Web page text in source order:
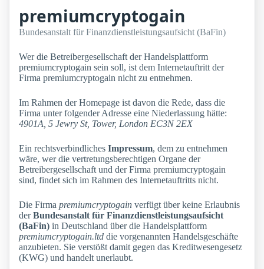
premiumcryptogain
Bundesanstalt für Finanzdienstleistungsaufsicht (BaFin)
Wer die Betreibergesellschaft der Handelsplattform
premiumcryptogain sein soll, ist dem Internetauftritt der
Firma premiumcryptogain nicht zu entnehmen.
Im Rahmen der Homepage ist davon die Rede, dass die
Firma unter folgender Adresse eine Niederlassung hätte:
4901A, 5 Jewry St, Tower, London EC3N 2EX
Ein rechtsverbindliches Impressum, dem zu entnehmen
wäre, wer die vertretungsberechtigen Organe der
Betreibergesellschaft und der Firma premiumcryptogain
sind, findet sich im Rahmen des Internetauftritts nicht.
Die Firma premiumcryptogain verfügt über keine Erlaubnis
derBundesanstalt für Finanzdienstleistungsaufsicht
(BaFin) in Deutschland über die Handelsplattform
premiumcryptogain.ltd die vorgenannten Handelsgeschäfte
anzubieten. Sie verstößt damit gegen das Kreditwesengesetz
(KWG) und handelt unerlaubt.